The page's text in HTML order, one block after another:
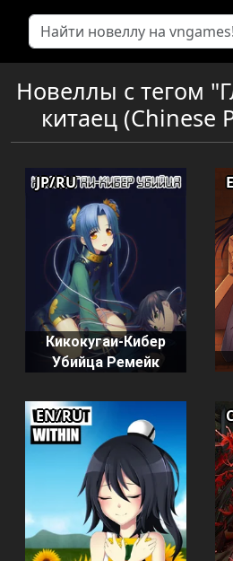
Новеллы с тегом
китаец (Chinese
Кикокугаи-Кибер
Убийца Ремейк
JP/RU
EN/RU